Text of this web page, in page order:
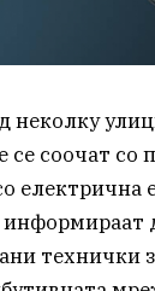
неколку
се соочат со
електрична
технички